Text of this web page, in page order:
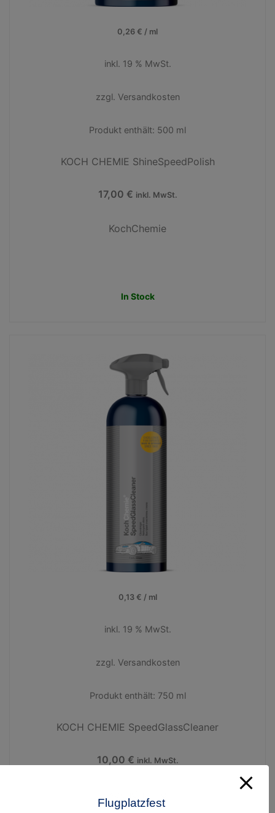
0,26 € / ml
inkl. 19 % MwSt.
zzgl. Versandkosten
Produkt enthält: 500 ml
KOCH CHEMIE ShineSpeedPolish
17,00 € inkl. MwSt.
KochChemie
In Stock
0,13 € / ml
inkl. 19 % MwSt.
zzgl. Versandkosten
Produkt enthält: 750 ml
KOCH CHEMIE SpeedGlassCleaner
10,00 € inkl. MwSt.
Flugplatzfest